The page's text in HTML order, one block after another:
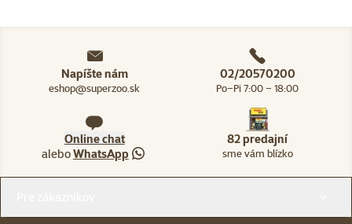
Napíšte nám
eshop@superzoo.sk
02/20570200
Po–Pi 7:00 – 18:00
Online chat
aleboWhatsApp
82 predajní
sme vám blízko